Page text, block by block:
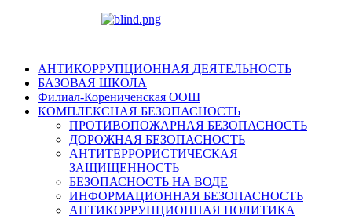
АНТИКОРРУПЦИОННАЯ ДЕЯТЕЛЬНОСТЬ
БАЗОВАЯ ШКОЛА
Филиал-Корениченская ООШ
КОМПЛЕКСНАЯ БЕЗОПАСНОСТЬ
ПРОТИВОПОЖАРНАЯ БЕЗОПАСНОСТЬ
ДОРОЖНАЯ БЕЗОПАСНОСТЬ
АНТИТЕРРОРИСТИЧЕСКАЯ
ЗАЩИЩЕННОСТЬ
БЕЗОПАСНОСТЬ НА ВОДЕ
ИНФОРМАЦИОННАЯ БЕЗОПАСНОСТЬ
АНТИКОРРУПЦИОННАЯ ПОЛИТИКА